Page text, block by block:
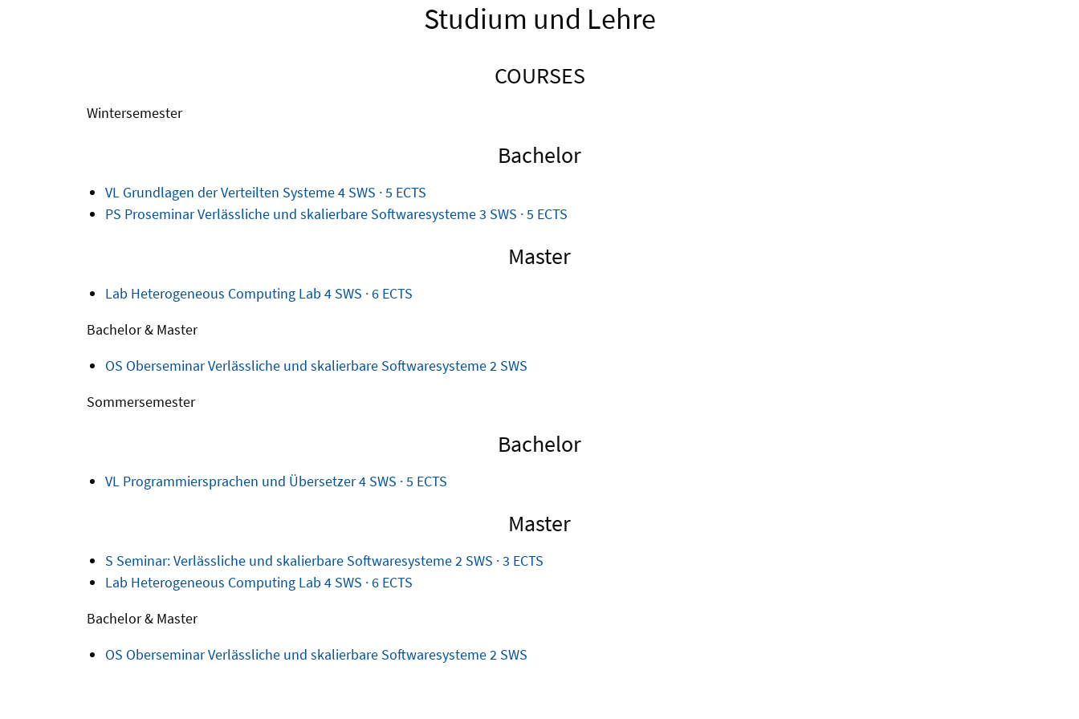
Studium und Lehre
COURSES
Wintersemester
Bachelor
VL Grundlagen der Verteilten Systeme4 SWS · 5 ECTS
PS Proseminar Verlässliche und skalierbare Softwaresysteme3 SWS · 5 ECTS
Master
Lab Heterogeneous Computing Lab4 SWS · 6 ECTS
Bachelor & Master
OS Oberseminar Verlässliche und skalierbare Softwaresysteme2 SWS
Sommersemester
Bachelor
VL Programmiersprachen und Übersetzer4 SWS · 5 ECTS
Master
S Seminar: Verlässliche und skalierbare Softwaresysteme2 SWS · 3 ECTS
Lab Heterogeneous Computing Lab4 SWS · 6 ECTS
Bachelor & Master
OS Oberseminar Verlässliche und skalierbare Softwaresysteme2 SWS